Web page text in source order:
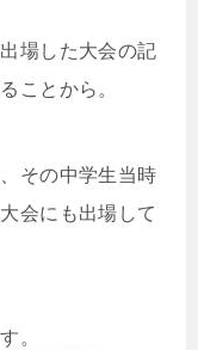
場した大会の記
ことから。
その中学生当時
会にも出場して
。